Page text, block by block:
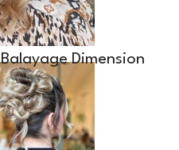
Balayage Dimension